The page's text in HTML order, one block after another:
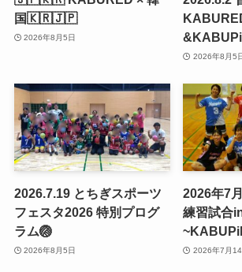
国🇰🇷🇯🇵
2026年8月5日
2026年8月5
2026.7.19 とちぎスポーツ
フェスタ2026 特別プログ
ラム🏐
2026年8月5日
2026年7
練習試合
2026年7月14